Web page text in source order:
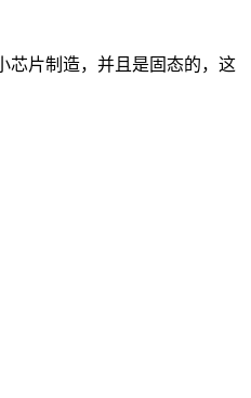
芯片制造，并且是固态的，这